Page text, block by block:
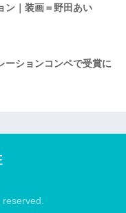
ン｜装画＝野田あい
ーションコンペで受賞に